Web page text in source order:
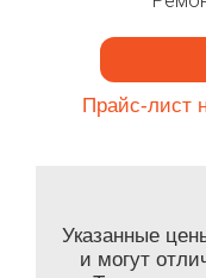
Прайс-лист
Указанные
и могут